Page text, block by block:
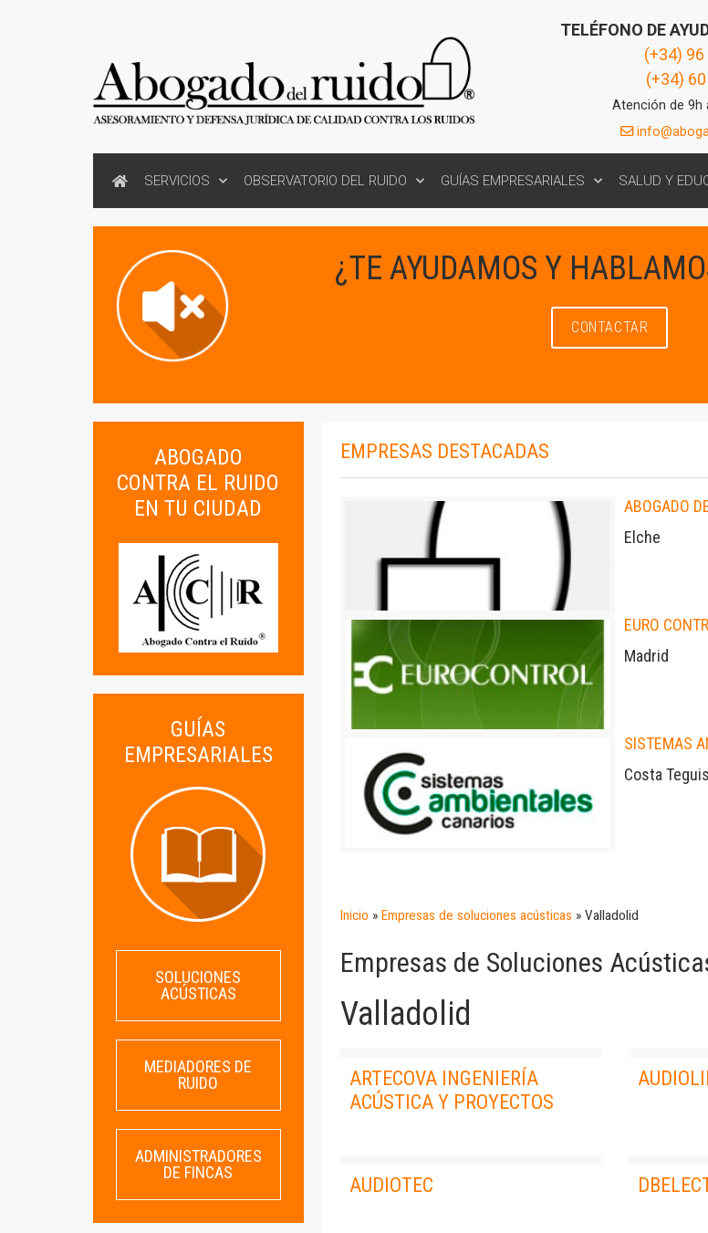
TELÉFONO DE
(+34)
(+34)
Atención de 9h
SERVICIOS OBSERVATORIO DEL RUIDO GUÍAS EMPRESARIALES SALUD Y
¿TE AYUDAMOS Y
CONTACTAR
ABOGADO
CONTRA EL RUIDO
EN TU CIUDAD
GUÍAS
EMPRESARIALES
SOLUCIONES
ACÚSTICAS
MEDIADORES DE
RUIDO
ADMINISTRADORES
DE FINCAS
EMPRESAS DESTACADAS
ABOGADO
Elche
EURO
Madrid
SISTEMAS
Costa
Inicio » Empresas de soluciones acústicas » Valladolid
Empresas de Soluciones
Valladolid
ARTECOVA INGENIERÍA
ACÚSTICA Y PROYECTOS
AUDIOTEC